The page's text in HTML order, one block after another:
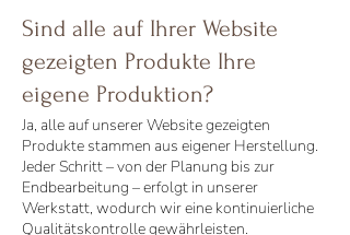
Sind alle auf Ihrer Website
gezeigten Produkte Ihre
eigene Produktion?
Ja, alle auf unserer Website gezeigten
Produkte stammen aus eigener Herstellung.
Jeder Schritt – von der Planung bis zur
Endbearbeitung – erfolgt in unserer
Werkstatt, wodurch wir eine kontinuierliche
Qualitätskontrolle gewährleisten.